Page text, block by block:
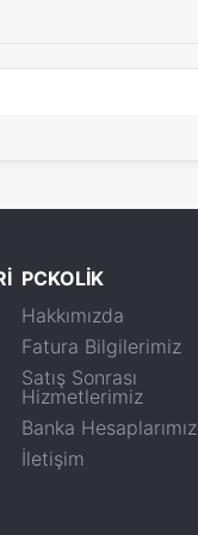
PCKOLİK
Hakkımızda
Fatura Bilgilerimiz
Satış Sonrası
Hizmetlerimiz
Banka Hesaplarımız
İletişim